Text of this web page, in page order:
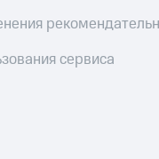
сервиса